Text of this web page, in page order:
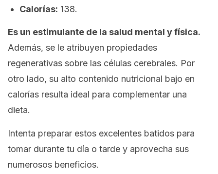
Calorías: 138.
Es un estimulante de la salud mental y física.
Además, se le atribuyen propiedades
regenerativas sobre las células cerebrales. Por
otro lado, su alto contenido nutricional bajo en
calorías resulta ideal para complementar una
dieta.
Intenta preparar estos excelentes batidos para
tomar durante tu día o tarde y aprovecha sus
numerosos beneficios.